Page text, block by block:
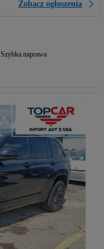
Zobacz ogłoszenia
Szybka naprawa